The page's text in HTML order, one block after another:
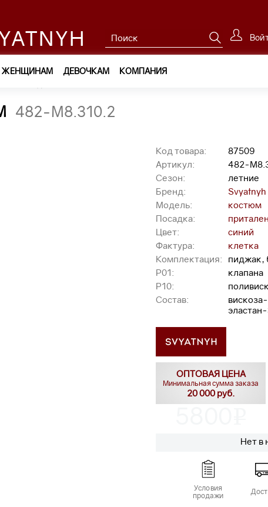
ЖЕНЩИНАМ ДЕВОЧКАМ КОМПАНИЯ
482-М8.310.2
Код товара:
87509
Артикул:
482-
Сезон:
летние
Бренд:
Svyatnyh
Модель:
костюм
Посадка:
Цвет:
синий
Фактура:
клетка
Комплектация:
пиджак,
P01:
клапана
P10:
Состав:
ОПТОВАЯ ЦЕНА
Минимальная сумма заказа
20 000 руб.
Нет в
Условия
продажи